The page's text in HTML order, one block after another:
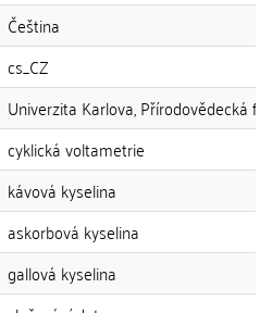
Čeština
cs_CZ
Univerzita Karlova, Přírodovědecká
cyklická voltametrie
kávová kyselina
askorbová kyselina
gallová kyselina